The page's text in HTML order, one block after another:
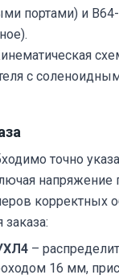
портами) и
с
точно
напряжение
корректных
–
16 мм,